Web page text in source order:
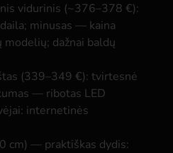
vidurinis (~376–378 €):
minusas — kaina
dažnai baldų
(339–349 €): tvirtesnė
— ribotas LED
internetinės
cm) — praktiškas dydis: